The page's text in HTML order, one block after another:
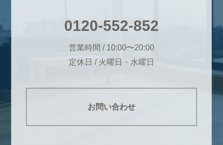
0120-552-852
営業時間 / 10:00〜20:00
定休日 / 火曜日・水曜日
お問い合わせ